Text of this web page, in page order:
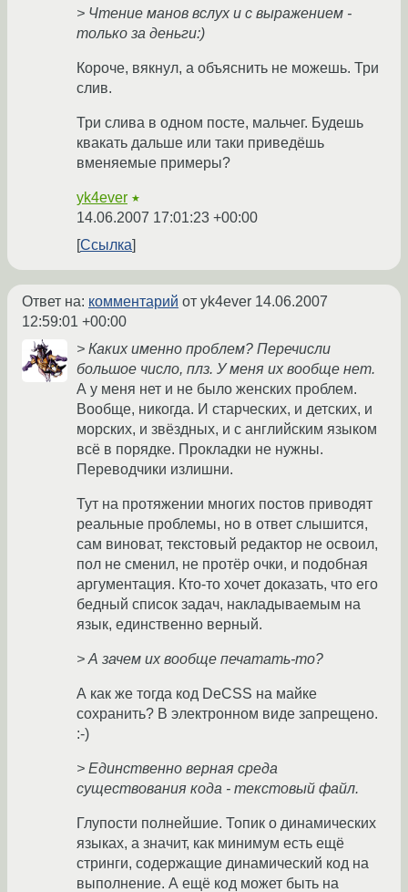
> Чтение манов вслух и с выражением -
только за деньги:)
Короче, вякнул, а объяснить не можешь. Три
слив.
Три слива в одном посте, мальчег. Будешь
квакать дальше или таки приведёшь
вменяемые примеры?
yk4ever ★
14.06.2007 17:01:23 +00:00
Ссылка
Ответ на: комментарий от yk4ever 14.06.2007
12:59:01 +00:00
> Каких именно проблем? Перечисли
большое число, плз. У меня их вообще нет.
А у меня нет и не было женских проблем.
Вообще, никогда. И старческих, и детских, и
морских, и звёздных, и с английским языком
всё в порядке. Прокладки не нужны.
Переводчики излишни.
Тут на протяжении многих постов приводят
реальные проблемы, но в ответ слышится,
сам виноват, текстовый редактор не освоил,
пол не сменил, не протёр очки, и подобная
аргументация. Кто-то хочет доказать, что его
бедный список задач, накладываемым на
язык, единственно верный.
> А зачем их вообще печатать-то?
А как же тогда код DeCSS на майке
сохранить? В электронном виде запрещено.
:-)
> Единственно верная среда
существования кода - текстовый файл.
Глупости полнейшие. Топик о динамических
языках, а значит, как минимум есть ещё
стринги, содержащие динамический код на
выполнение. А ещё код может быть на